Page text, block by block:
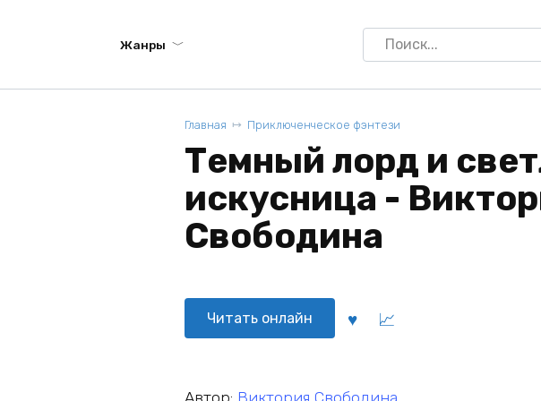
Жанры
Search
for:
Главная Приключенческое фэнтези
Темный лорд и
искусница -
Свободина
Читать онлайн
Автор: Виктория Свободина